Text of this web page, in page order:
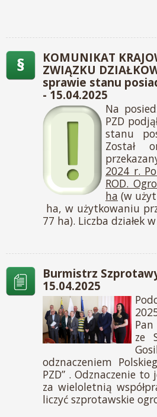
KOMUNIKAT
ZWIĄZKU
sprawie stanu
- 15.04.2025
Na
PZD
stanu
Został
2024 r.
ROD.
ha (w
ha, w użytkowaniu
77 ha). Liczba działek
Burmistrz
15.04.2025
ze
odznaczeniem
PZD” . Odznaczenie
za wieloletnią
liczyć szprotawskie